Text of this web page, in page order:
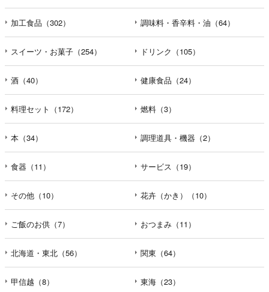
加工食品（302） 調味料・香辛料・油（64）
スイーツ・お菓子（254） ドリンク（105）
酒（40） 健康食品（24）
料理セット（172） 燃料（3）
本（34） 調理道具・機器（2）
食器（11） サービス（19）
その他（10） 花卉（かき）（10）
ご飯のお供（7） おつまみ（11）
北海道・東北（56） 関東（64）
甲信越（8） 東海（23）